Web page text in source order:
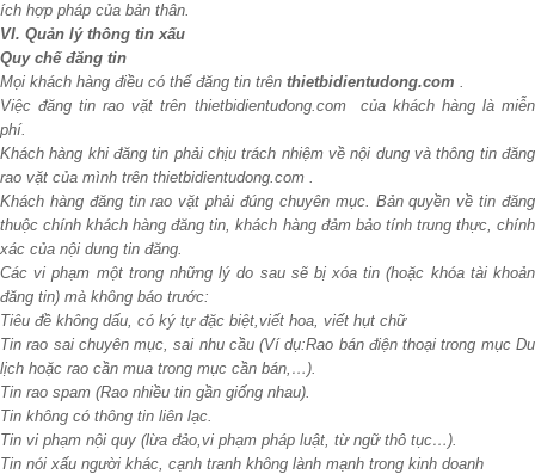
ích hợp pháp của bản thân.
VI. Quản lý thông tin xấu
Quy chế đăng tin
Mọi khách hàng điều có thể đăng tin trên thietbidientudong.com .
Việc đăng tin rao vặt trên thietbidientudong.com của khách hàng là miễn
phí.
Khách hàng khi đăng tin phải chịu trách nhiệm về nội dung và thông tin đăng
rao vặt của mình trên thietbidientudong.com .
Khách hàng đăng tin rao vặt phải đúng chuyên mục. Bản quyền về tin đăng
thuộc chính khách hàng đăng tin, khách hàng đảm bảo tính trung thực, chính
xác của nội dung tin đăng.
Các vi phạm một trong những lý do sau sẽ bị xóa tin (hoặc khóa tài khoản
đăng tin) mà không báo trước:
Tiêu đề không dấu, có ký tự đặc biệt,viết hoa, viết hụt chữ
Tin rao sai chuyên mục, sai nhu cầu (Ví dụ:Rao bán điện thoại trong mục Du
lịch hoặc rao cần mua trong mục cần bán,…).
Tin rao spam (Rao nhiều tin gần giống nhau).
Tin không có thông tin liên lạc.
Tin vi phạm nội quy (lừa đảo,vi phạm pháp luật, từ ngữ thô tục…).
Tin nói xấu người khác, cạnh tranh không lành mạnh trong kinh doanh